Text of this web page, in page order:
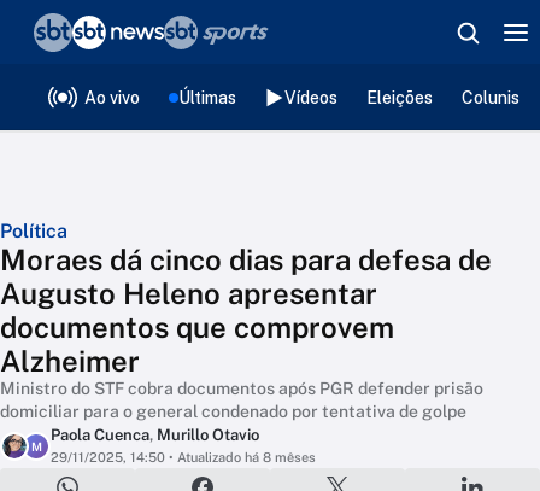
Ao vivo Últimas Vídeos Eleições
Política
Moraes dá cinco dias para defesa de
Augusto Heleno apresentar
documentos que comprovem
Alzheimer
Ministro do STF cobra documentos após PGR defender prisão
domiciliar para o general condenado por tentativa de golpe
M
Paola Cuenca, Murillo Otavio
29/11/2025, 14:50 • Atualizado há 8 mêses
❮voltar
Editorias